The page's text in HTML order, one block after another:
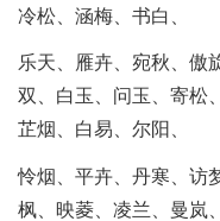
冷松、涵梅、书白、
乐天、雁卉、宛秋、傲
双、白玉、问玉、寄松
芷烟、白易、尔阳、
怜烟、平卉、丹寒、访
枫、映菱、凌兰、曼岚